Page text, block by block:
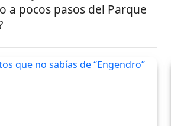
a pocos pasos del Parque